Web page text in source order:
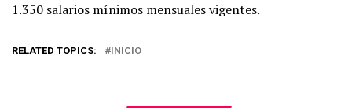
1.350 salarios mínimos mensuales vigentes.
RELATED TOPICS: INICIO